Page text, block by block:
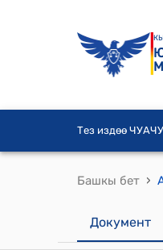
Тез издөө ЧУА
Башкы бет ›
Документ